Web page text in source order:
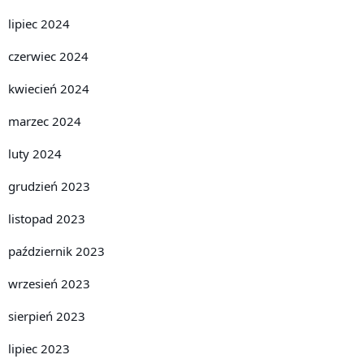
lipiec 2024
czerwiec 2024
kwiecień 2024
marzec 2024
luty 2024
grudzień 2023
listopad 2023
październik 2023
wrzesień 2023
sierpień 2023
lipiec 2023